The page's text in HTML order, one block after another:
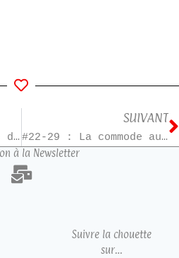
#22-27 : Les carnets de l’Apothicaire T4
SUIVANT
#22-29 : La commode aux tiroirs de couleurs
à la Newsletter
Suivre la chouette
sur…